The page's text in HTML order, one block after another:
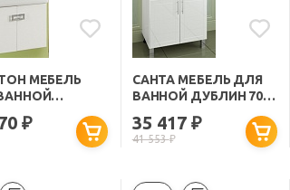
МЕБЕЛЬ
70" БЕЛАЯ
₽
САНТА МЕБЕЛЬ ДЛЯ
ВАННОЙ ДУБЛИН 70,
ЯЩИК, СВЕТ
35 417 ₽
41 553₽